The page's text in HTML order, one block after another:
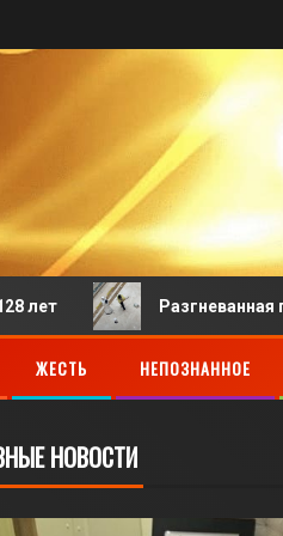
Разгневанная пациентка
ЖЕСТЬ НЕПОЗНАННОЕ
НОВОСТИ